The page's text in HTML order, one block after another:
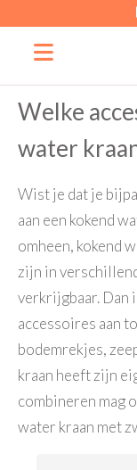
Voor
Welke
water
Wist je dat je
aan een kokend
omheen, kokend
zijn in
verkrijgbaar. Dan
accessoires aan
bodemrekjes,
kraan heeft zijn
combineren mag
water kraan met